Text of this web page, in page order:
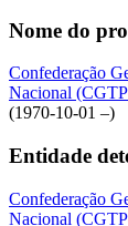
Nome do
Confederação
Nacional
(1970-10-01 –)
Entidade
Confederação
Nacional